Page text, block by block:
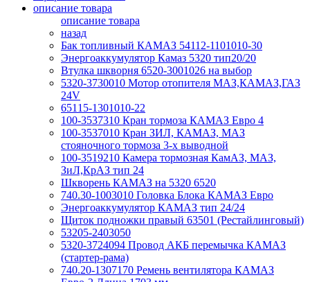
описание товара
описание товара
назад
Бак топливный КАМАЗ 54112-1101010-30
Энергоаккумулятор Камаз 5320 тип20/20
Втулка шкворня 6520-3001026 на выбор
5320-3730010 Мотор отопителя МАЗ,КАМАЗ,ГАЗ
24V
65115-1301010-22
100-3537310 Кран тормоза КАМАЗ Евро 4
100-3537010 Кран ЗИЛ, КАМАЗ, МАЗ
стояночного тормоза 3-х выводной
100-3519210 Камера тормозная КамАЗ, МАЗ,
ЗиЛ,КрАЗ тип 24
Шкворень КАМАЗ на 5320 6520
740.30-1003010 Головка Блока КАМАЗ Евро
Энергоаккумулятор КАМАЗ тип 24/24
Щиток подножки правый 63501 (Рестайлинговый)
53205-2403050
5320-3724094 Провод АКБ перемычка КАМАЗ
(стартер-рама)
740.20-1307170 Ремень вентилятора КАМАЗ